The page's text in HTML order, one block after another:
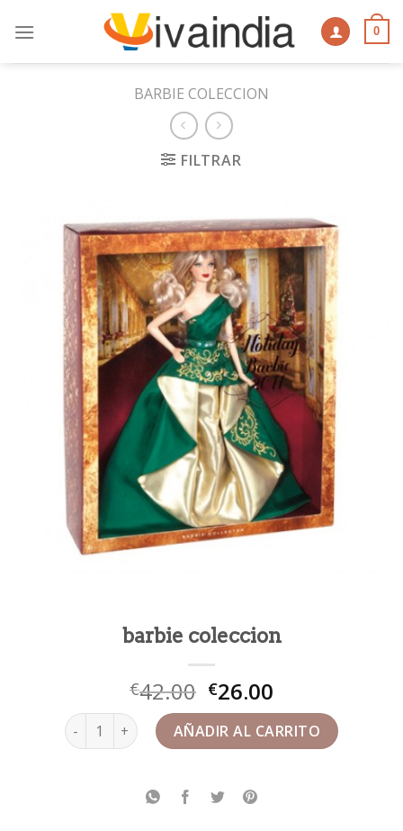
0
BARBIE COLECCION
FILTRAR
barbie coleccion
€42.00 €26.00
barbie coleccion cantidadAÑADIR AL CARRITO